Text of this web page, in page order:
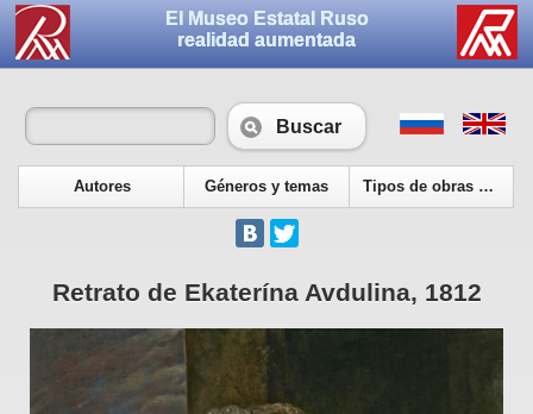
El Museo Estatal Ruso
realidad aumentada
Buscar
Autores Géneros y temas Tipos de obras de arte
Retrato de Ekaterína Avdulina, 1812